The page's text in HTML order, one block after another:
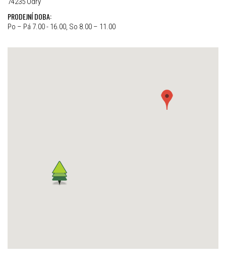
PRODEJNÍ DOBA:
Po – Pá 7.00 - 16.00, So 8.00 – 11.00